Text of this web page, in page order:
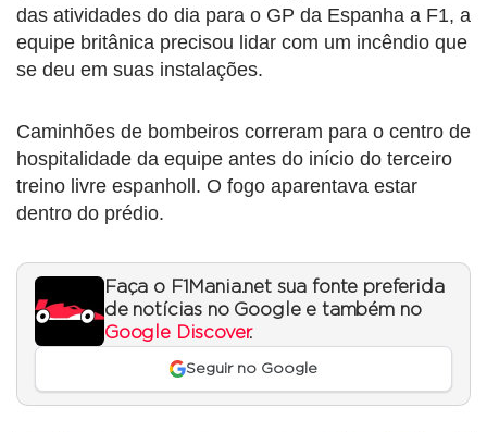
das atividades do dia para o GP da Espanha a F1, a
equipe britânica precisou lidar com um incêndio que
se deu em suas instalações.
Caminhões de bombeiros correram para o centro de
hospitalidade da equipe antes do início do terceiro
treino livre espanholl. O fogo aparentava estar
dentro do prédio.
Faça o F1Mania.net sua fonte preferida
de notícias no Google e também no
Google Discover.
Seguir no Google